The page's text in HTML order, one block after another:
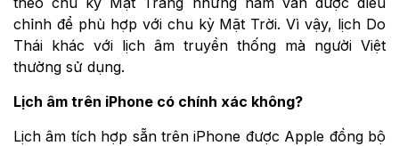
chỉnh để phù hợp với chu kỳ Mặt Trời. Vì vậy, lịch Do
Thái khác với lịch âm truyền thống mà người Việt
thường sử dụng.
Lịch âm trên iPhone có chính xác không?
Lịch âm tích hợp sẵn trên iPhone được Apple đồng bộ